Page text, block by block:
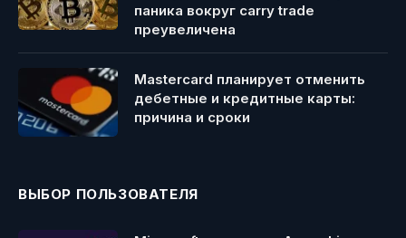
паника вокруг carry trade
преувеличена
Mastercard планирует отменить
дебетные и кредитные карты:
причина и сроки
ВЫБОР ПОЛЬЗОВАТЕЛЯ